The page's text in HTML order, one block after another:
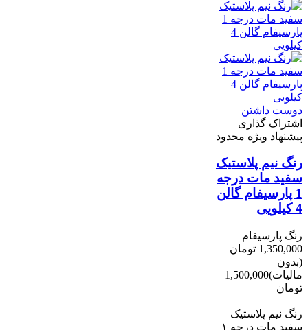
دوست داشتن
اشتراک گذاری
پیشنهاد ویژه محدود
رنگ نیم پلاستیک
سفید مات درجه
1 پارسیفام گالن
4 کیلویی
رنگ پارسیفام
1,350,000 تومان
(بدون
مالیات)1,500,000
تومان
رنگ نیم‌ پلاستیک
سفید مات درجه ۱